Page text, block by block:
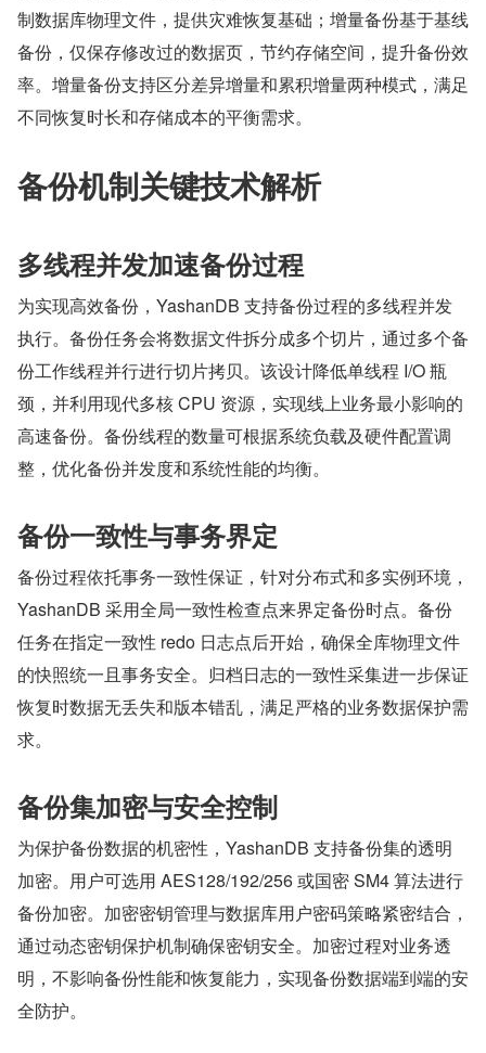
制数据库物理文件，提供灾难恢复基础；增量备份基于基线
备份，仅保存修改过的数据页，节约存储空间，提升备份效
率。增量备份支持区分差异增量和累积增量两种模式，满足
不同恢复时长和存储成本的平衡需求。
备份机制关键技术解析
多线程并发加速备份过程
为实现高效备份，YashanDB 支持备份过程的多线程并发
执行。备份任务会将数据文件拆分成多个切片，通过多个备
份工作线程并行进行切片拷贝。该设计降低单线程 I/O 瓶
颈，并利用现代多核 CPU 资源，实现线上业务最小影响的
高速备份。备份线程的数量可根据系统负载及硬件配置调
整，优化备份并发度和系统性能的均衡。
备份一致性与事务界定
备份过程依托事务一致性保证，针对分布式和多实例环境，
YashanDB 采用全局一致性检查点来界定备份时点。备份
任务在指定一致性 redo 日志点后开始，确保全库物理文件
的快照统一且事务安全。归档日志的一致性采集进一步保证
恢复时数据无丢失和版本错乱，满足严格的业务数据保护需
求。
备份集加密与安全控制
为保护备份数据的机密性，YashanDB 支持备份集的透明
加密。用户可选用 AES128/192/256 或国密 SM4 算法进行
备份加密。加密密钥管理与数据库用户密码策略紧密结合，
通过动态密钥保护机制确保密钥安全。加密过程对业务透
明，不影响备份性能和恢复能力，实现备份数据端到端的安
全防护。